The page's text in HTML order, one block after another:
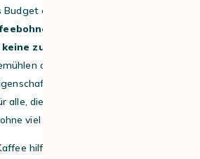
erschwinglich ist.
Kaffeegranulat oder
zusätzlichen Investitionen
oder Espressomaschinen
macht Instantkaffee zu
alle, die eine gute Tasse Kaffee
viel Geld auszugeben.
hilft Ihnen auch dabei,